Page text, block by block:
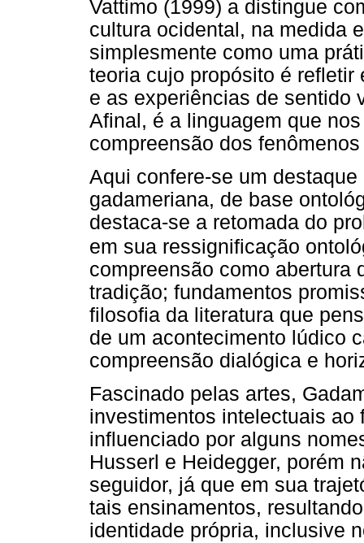
Vattimo (1999) a distingue
cultura ocidental, na medida
simplesmente como uma
teoria cujo propósito é
e as experiências de sentido
Afinal, é a linguagem que
compreensão dos
Aqui confere-se um
gadameriana, de base
destaca-se a retomada do
em sua ressignificação
compreensão como abertura
tradição; fundamentos
filosofia da literatura que
de um acontecimento lúdico
compreensão dialógica e
Fascinado pelas artes,
investimentos intelectuais ao
influenciado por alguns
Husserl e Heidegger, porém
seguidor, já que em sua
tais ensinamentos,
identidade própria, inclusive